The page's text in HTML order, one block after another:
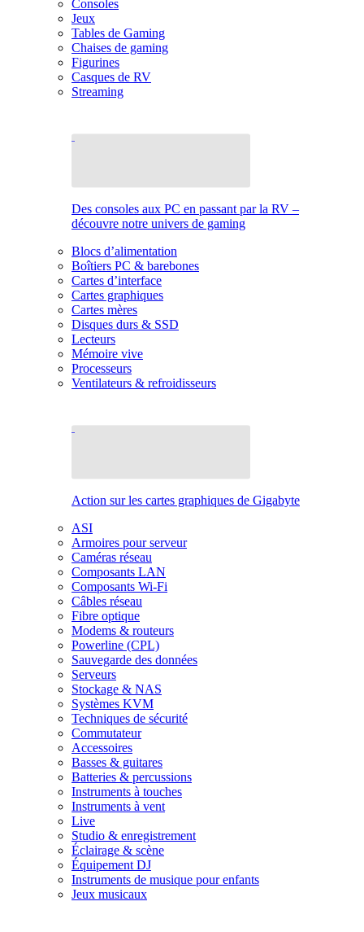
Consoles
Jeux
Tables de Gaming
Chaises de gaming
Figurines
Casques de RV
Streaming
Des consoles aux PC en passant par la RV –
découvre notre univers de gaming
Blocs d’alimentation
Boîtiers PC & barebones
Cartes d’interface
Cartes graphiques
Cartes mères
Disques durs & SSD
Lecteurs
Mémoire vive
Processeurs
Ventilateurs & refroidisseurs
Action sur les cartes graphiques de Gigabyte
ASI
Armoires pour serveur
Caméras réseau
Composants LAN
Composants Wi-Fi
Câbles réseau
Fibre optique
Modems & routeurs
Powerline (CPL)
Sauvegarde des données
Serveurs
Stockage & NAS
Systèmes KVM
Techniques de sécurité
Commutateur
Accessoires
Basses & guitares
Batteries & percussions
Instruments à touches
Instruments à vent
Live
Studio & enregistrement
Éclairage & scène
Équipement DJ
Instruments de musique pour enfants
Jeux musicaux